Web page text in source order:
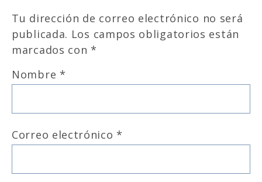
Tu dirección de correo electrónico no será
publicada. Los campos obligatorios están
marcados con *
Nombre *
Correo electrónico *